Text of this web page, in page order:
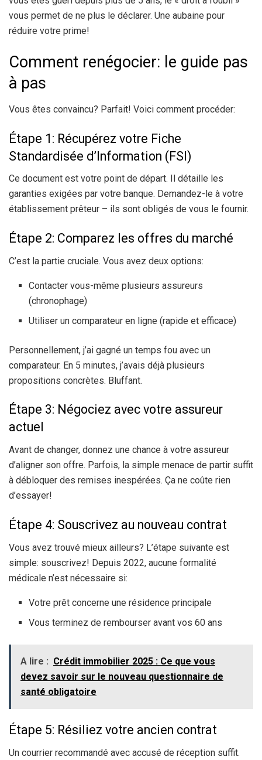
vous permet de ne plus le déclarer. Une aubaine pour
réduire votre prime!
Comment renégocier: le guide pas
à pas
Vous êtes convaincu? Parfait! Voici comment procéder:
Étape 1: Récupérez votre Fiche
Standardisée d’Information (FSI)
Ce document est votre point de départ. Il détaille les
garanties exigées par votre banque. Demandez-le à votre
établissement prêteur – ils sont obligés de vous le fournir.
Étape 2: Comparez les offres du marché
C’est la partie cruciale. Vous avez deux options:
Contacter vous-même plusieurs assureurs
(chronophage)
Utiliser un comparateur en ligne (rapide et efficace)
Personnellement, j’ai gagné un temps fou avec un
comparateur. En 5 minutes, j’avais déjà plusieurs
propositions concrètes. Bluffant.
Étape 3: Négociez avec votre assureur
actuel
Avant de changer, donnez une chance à votre assureur
d’aligner son offre. Parfois, la simple menace de partir suffit
à débloquer des remises inespérées. Ça ne coûte rien
d’essayer!
Étape 4: Souscrivez au nouveau contrat
Vous avez trouvé mieux ailleurs? L’étape suivante est
simple: souscrivez! Depuis 2022, aucune formalité
médicale n’est nécessaire si:
Votre prêt concerne une résidence principale
Vous terminez de rembourser avant vos 60 ans
A lire : Crédit immobilier 2025 : Ce que vous
devez savoir sur le nouveau questionnaire de
santé obligatoire
Étape 5: Résiliez votre ancien contrat
Un courrier recommandé avec accusé de réception suffit.